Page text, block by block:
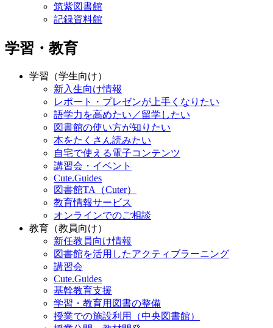
筑紫図書館
記録資料館
学習・教育
学習（学生向け）
新入生向け情報
レポート・プレゼンが上手くなりたい
語学力を高めたい／留学したい
図書館の使い方が知りたい
本をたくさん読みたい
自宅で使える電子コンテンツ
講習会・イベント
Cute.Guides
図書館TA（Cuter）
教育情報サービス
オンラインでのご相談
教育（教員向け）
新任教員向け情報
図書館を活用したアクティブラーニング
講習会
Cute.Guides
基幹教育支援
学習・教育用図書の整備
授業での施設利用（中央図書館）